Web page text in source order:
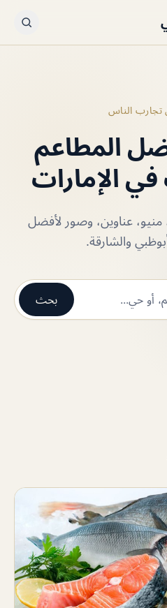
تجارب الناس
المطاعم
في الإمارات
عناوين، وصور لأفضل
والشارقة.
بحث